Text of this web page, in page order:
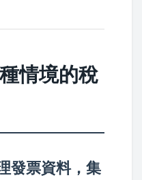
情境的稅
發票資料，集